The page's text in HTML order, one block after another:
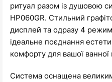
ритуал разом із душовою
HP060GR. Стильний
дисплей та одразу 4
ідеальне поєднання
комфорту для вашої ванної
Система оснащена